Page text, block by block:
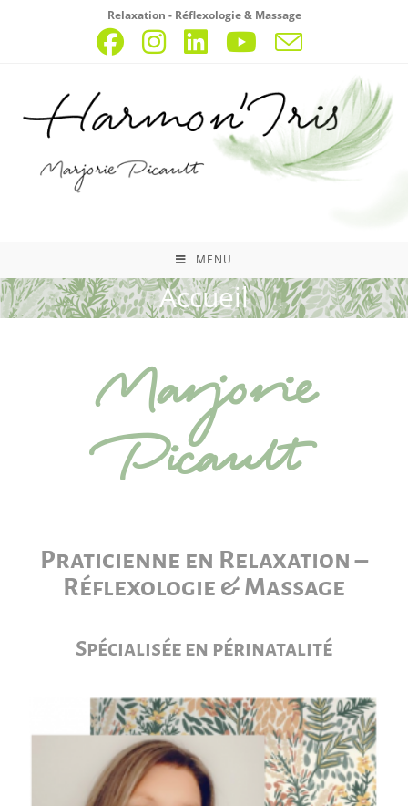
Relaxation - Réflexologie & Massage
MENU
Accueil
Marjorie
Picault
Praticienne en Relaxation –
Réflexologie & Massage
Spécialisée en périnatalité